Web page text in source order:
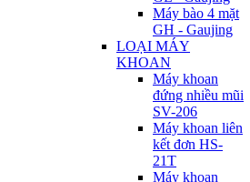
Máy bào 4 mặt
GH - Gaujing
LOẠI MÁY
KHOAN
Máy khoan
đứng nhiều mũi
SV-206
Máy khoan liên
kết đơn HS-
21T
Máy khoan